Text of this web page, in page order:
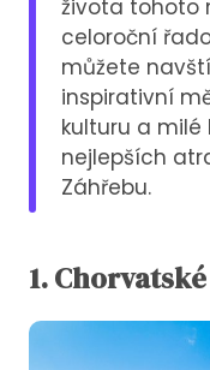
života tohoto
celoroční
můžete
inspirativní
kulturu a
nejlepších
Záhřebu.
1.